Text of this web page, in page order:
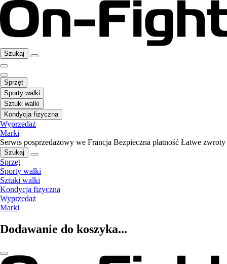
Szukaj
Sprzęt
Sporty walki
Sztuki walki
Kondycja fizyczna
Wyprzedaż
Marki
Serwis posprzedażowy we Francja Bezpieczna płatność Łatwe zwroty
Szukaj
Sprzęt
Sporty walki
Sztuki walki
Kondycja fizyczna
Wyprzedaż
Marki
Dodawanie do koszyka...